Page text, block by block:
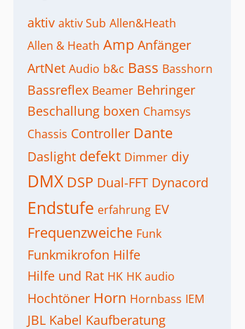
aktiv aktiv Sub Allen&Heath
Allen & Heath Amp Anfänger
ArtNet Audio b&c Bass Basshorn
Bassreflex Beamer Behringer
Beschallung boxen Chamsys
Chassis Controller Dante
Daslight defekt Dimmer diy
DMX DSP Dual-FFT Dynacord
Endstufe erfahrung EV
Frequenzweiche Funk
Funkmikrofon Hilfe
Hilfe und Rat HK HK audio
Hochtöner Horn Hornbass IEM
JBL Kabel Kaufberatung